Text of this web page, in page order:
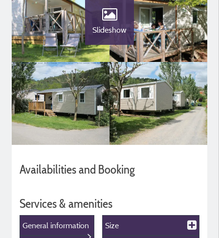
Slideshow
Availabilities and Booking
Services & amenities
General information Size